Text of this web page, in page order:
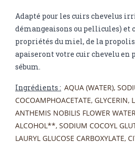
Adapté pour les cuirs chevelus
démangeaisons ou pellicules) et
propriétés du miel, de la
apaiseront votre cuir chevelu en
sébum.
Ingrédients : AQUA (WATER),
COCOAMPHOACETATE, GLYCERIN,
ANTHEMIS NOBILIS FLOWER
ALCOHOL**, SODIUM COCOYL
LAURYL GLUCOSE CARBOXYLATE,